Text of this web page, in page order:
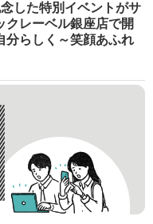
した特別イベントがサ
クレーベル銀座店で開
らしく～笑顔あふれ